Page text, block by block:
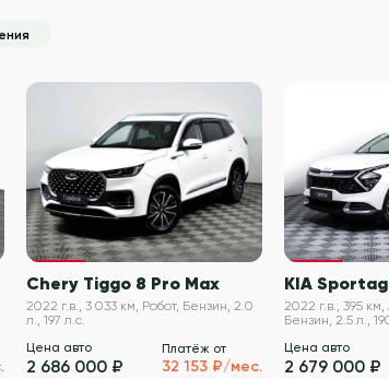
VIN проверен
Chery Tiggo 8 Pro Max
2022 г.в., 3 033 км, Робот, Бензин, 2.0
л., 197 л.с.
Цена авто
2 686 000 ₽
Платёж от
32 153 ₽/мес.
KIA
2022 г.в., 395
Бензин, 2.5 л.,
Цена авто
2 679 000 ₽